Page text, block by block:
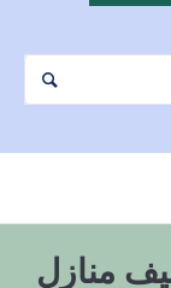
منازل